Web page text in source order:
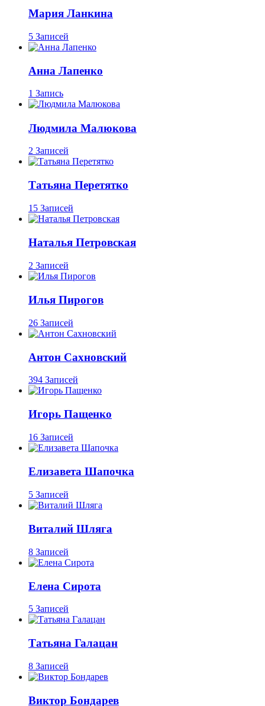
Мария Ланкина
5 Записей
Анна Лапенко
1 Запись
Людмила Малюкова
2 Записей
Татьяна Перетятко
15 Записей
Наталья Петровская
2 Записей
Илья Пирогов
26 Записей
Антон Сахновский
394 Записей
Игорь Пащенко
16 Записей
Елизавета Шапочка
5 Записей
Виталий Шляга
8 Записей
Елена Сирота
5 Записей
Татьяна Галацан
8 Записей
Виктор Бондарев